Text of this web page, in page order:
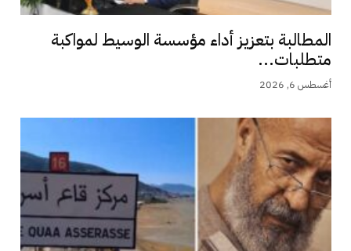
المطالبة بتعزيز أداء مؤسسة الوسيط لمواكبة
متطلبات...
أغسطس 6, 2026